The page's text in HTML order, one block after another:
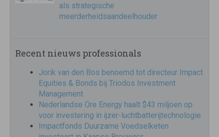
als strategische
meerderheidsaandeelhouder
Recent nieuws professionals
Jorik van den Bos benoemd tot directeur Impact
Equities & Bonds bij Triodos Investment
Management
Nederlandse Ore Energy haalt $43 miljoen op
voor investering in ijzer-luchtbatterijtechnologie
Impactfonds Duurzame Voedselketen